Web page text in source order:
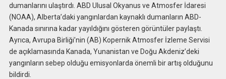
dumanlarını ulaştırdı. ABD Ulusal Okyanus ve Atmosfer İdaresi
(NOAA), Alberta’daki yangınlardan kaynaklı dumanların ABD-
Kanada sınırına kadar yayıldığını gösteren görüntüler paylaştı.
Ayrıca, Avrupa Birliği’nin (AB) Kopernik Atmosfer İzleme Servisi
de açıklamasında Kanada, Yunanistan ve Doğu Akdeniz’deki
yangınların sebep olduğu emisyonlarda önemli bir artış olduğunu
bildirdi.